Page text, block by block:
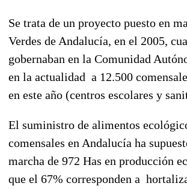
Se trata de un proyecto puesto en
Verdes de Andalucía, en el 2005,
gobernaban en la Comunidad
en la actualidad a 12.500
en este año (centros escolares y
El suministro de alimentos
comensales en Andalucía ha
marcha de 972 Has en producción
que el 67% corresponden a